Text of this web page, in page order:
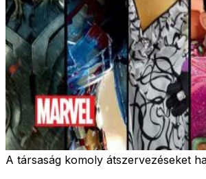
A társaság komoly átszervezéseket